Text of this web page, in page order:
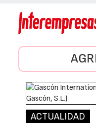
ACTUALIDAD